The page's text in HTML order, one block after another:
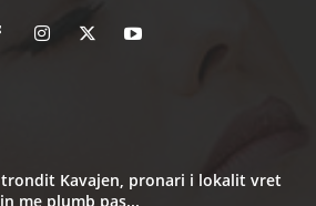
Kavajen, pronari i lokalit vret
me plumb pas...